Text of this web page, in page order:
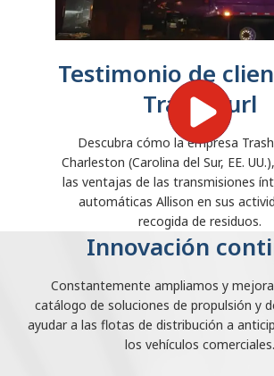
Testimonio de
Trash Gurl
Descubra cómo la empresa
Charleston (Carolina del Sur, EE.
las ventajas de las transmisiones
automáticas Allison en sus
recogida de residuos.
Innovación
Constantemente ampliamos y
catálogo de soluciones de propulsión y
ayudar a las flotas de distribución a
los vehículos comerciales.